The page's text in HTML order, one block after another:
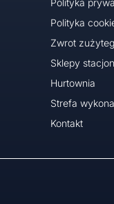
Polityka
Polityka
Zwrot
Sklepy
Hurtownia
Strefa
Kontakt